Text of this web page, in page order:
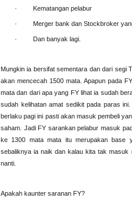
· Kematangan pelabur
· Merger bank dan Stockbroker
· Dan banyak lagi.
Mungkin ia bersifat sementara dan dari segi
akan mencecah 1500 mata. Apapun pada
mata dan dari apa yang FY lihat ia sudah
sudah kelihatan amat sedikit pada paras
berlaku pagi ini pasti akan masuk pembeli
saham. Jadi FY sarankan pelabur masuk
ke 1300 mata mata itu merupakan
sebaliknya ia naik dan kalau kita tak
nanti.
Apakah kaunter saranan FY?